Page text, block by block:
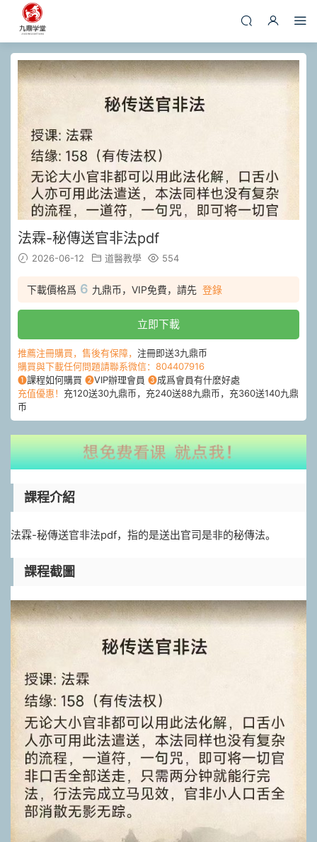
法霖-秘傳送官非法pdf
2026-06-12 道醫教學 554
下載價格爲 6 九鼎币，VIP免費，請先 登錄
立即下載
推薦注冊購買，售後有保障， 注冊即送3九鼎币
購買與下載任何問題請聯系微信：804407916
❶課程如何購買 ❷VIP辦理會員 ❸成爲會員有什麽好處
充值優惠！ 充120送30九鼎币，充240送88九鼎币，充360送140九鼎
币
課程介紹
法霖-秘傳送官非法pdf，指的是送出官司是非的秘傳法。
課程截圖